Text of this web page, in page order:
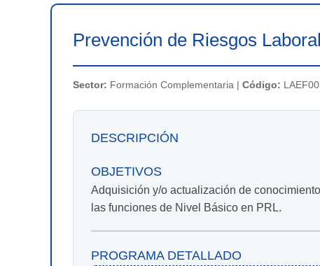
Prevención de Riesgos
Sector: Formación Complementaria | Código:
DESCRIPCIÓN
OBJETIVOS
Adquisición y/o actualización de
las funciones de Nivel Básico en PRL.
PROGRAMA DETALLADO